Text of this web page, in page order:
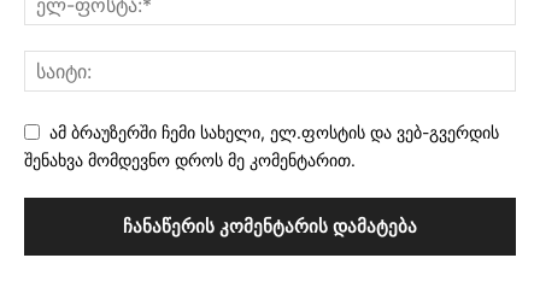
ამ ბრაუზერში ჩემი სახელი, ელ.ფოსტის და ვებ-გვერდის
შენახვა მომდევნო დროს მე კომენტარით.